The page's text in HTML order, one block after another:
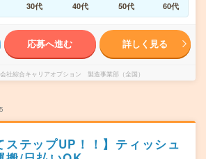
30代 40代 50代 60代
応募へ進む 詳しく見る
社綜合キャリアオプション 製造事業部（全国）
ステップUP！！】ティッシュ